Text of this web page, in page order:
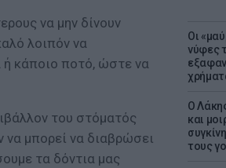
Οι
νύφες
Ο
και
τους
να μην δίνουν
λοιπόν να
ή κάποιο ποτό, ώστε να
του στόματός
να μπορεί να διαβρώσει
τα δόντια μας